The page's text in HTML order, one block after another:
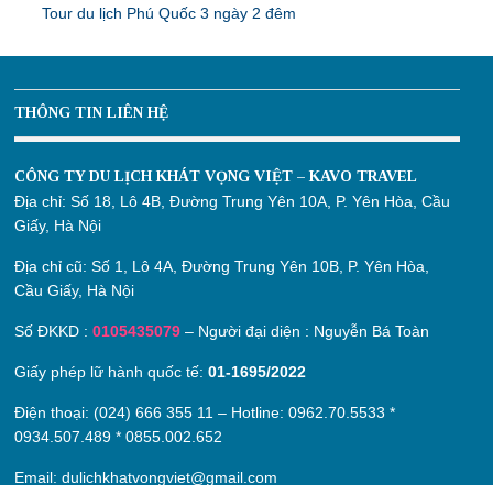
Tour du lịch Phú Quốc 3 ngày 2 đêm
THÔNG TIN LIÊN HỆ
CÔNG TY DU LỊCH KHÁT VỌNG VIỆT – KAVO TRAVEL
Địa chỉ:Số 18, Lô 4B, Đường Trung Yên 10A, P. Yên Hòa, Cầu
Giấy, Hà Nội
Địa chỉ cũ:Số 1, Lô 4A, Đường Trung Yên 10B, P. Yên Hòa,
Cầu Giấy, Hà Nội
Số ĐKKD :0105435079 – Người đại diện : Nguyễn Bá Toàn
Giấy phép lữ hành quốc tế:01-1695/2022
Điện thoại: (024) 666 355 11 – Hotline:0962.70.5533 *
0934.507.489 *0855.002.652
Email:dulichkhatvongviet@gmail.com